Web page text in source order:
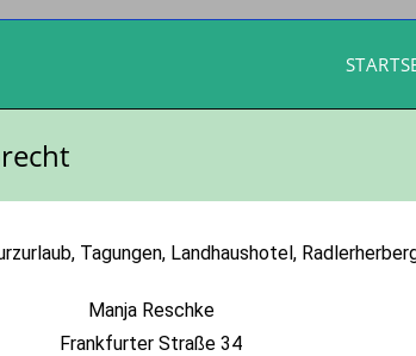
Tagungen, Landhaushotel,
Manja Reschke
Frankfurter Straße 34